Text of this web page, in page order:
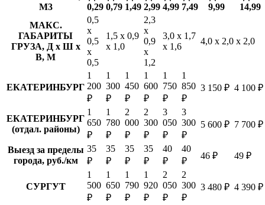
М3
0,29 0,79 1,49 2,99 4,99 7,49
9,99
14,99
МАКС.
ГАБАРИТЫ
ГРУЗА, Д х Ш х
В, М
0,5
х
0,5
х
0,5
1,5 х 0,9
х 1,0
2,3
х
0,9
х
1,2
3,0 х 1,7
х 1,6
4,0 х 2,0 х 2,0
ЕКАТЕРИНБУРГ
1
200
₽
1
300
₽
1
450
₽
1
600
₽
1
750
₽
1
850
₽
3 150 ₽ 4 100 ₽
ЕКАТЕРИНБУРГ
(отдал. районы)
1
650
₽
1
780
₽
2
000
₽
2
300
₽
3
050
₽
3
300
₽
5 600 ₽ 7 700 ₽
Выезд за пределы
города, руб./км
35
₽
35
₽
35
₽
35
₽
40
₽
40
₽
46 ₽ 49 ₽
СУРГУТ
1
500
₽
1
650
₽
1
790
₽
1
920
₽
2
050
₽
2
300
₽
3 480 ₽ 4 390 ₽